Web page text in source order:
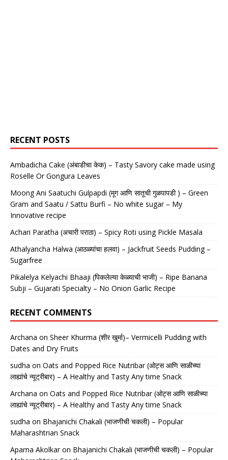
RECENT POSTS
Ambadicha Cake (अंबाडीचा केक) – Tasty Savory cake made using
Roselle Or Gongura Leaves
Moong Ani Saatuchi Gulpapdi (मूग आणि सातूची गुळपापडी ) – Green
Gram and Saatu / Sattu Burfi – No white sugar – My
Innovative recipe
Achari Paratha (अचारी पराठा) – Spicy Roti using Pickle Masala
Athalyancha Halwa (आठळ्यांचा हलवा) – Jackfruit Seeds Pudding –
Sugarfree
Pikalelya Kelyachi Bhaaji (पिकलेल्या केळ्याची भाजी) – Ripe Banana
Subji – Gujarati Specialty – No Onion Garlic Recipe
RECENT COMMENTS
Archana on Sheer Khurma (शीर खुर्मा)– Vermicelli Pudding with
Dates and Dry Fruits
sudha on Oats and Popped Rice Nutribar (ओट्स आणि साळीच्या
लाह्यांचे न्यूट्रीबार) – A Healthy and Tasty Any time Snack
Archana on Oats and Popped Rice Nutribar (ओट्स आणि साळीच्या
लाह्यांचे न्यूट्रीबार) – A Healthy and Tasty Any time Snack
sudha on Bhajanichi Chakali (भाजणीची चकली) – Popular
Maharashtrian Snack
Aparna Akolkaron Bhajanichi Chakali (भाजणीची चकली) – Popular